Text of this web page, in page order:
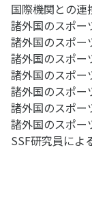
国際機関との連
諸外国のスポー
諸外国のスポー
諸外国のスポー
諸外国のスポー
諸外国のスポー
諸外国のスポー
諸外国のスポー
SSF研究員によ